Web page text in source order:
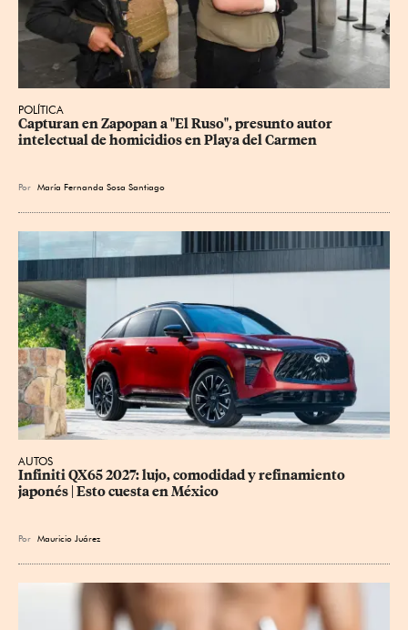
POLÍTICA
Capturan en Zapopan a "El Ruso", presunto autor
intelectual de homicidios en Playa del Carmen
Por María Fernanda Sosa Santiago
AUTOS
Infiniti QX65 2027: lujo, comodidad y refinamiento
japonés | Esto cuesta en México
Por Mauricio Juárez